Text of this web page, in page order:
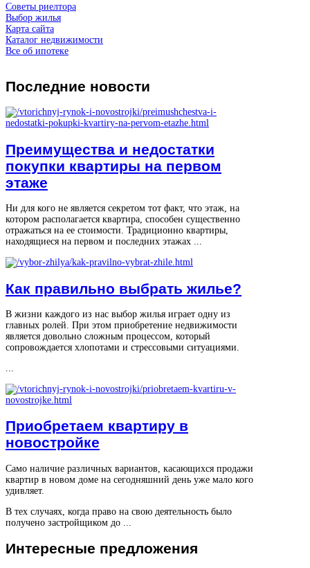
Советы риелтора
Выбор жилья
Карта сайта
Каталог недвижимости
Все об ипотеке
Последние новости
Преимущества и недостатки
покупки квартиры на первом
этаже
Ни для кого не является секретом тот факт, что этаж, на
котором располагается квартира, способен существенно
отражаться на ее стоимости. Традиционно квартиры,
находящиеся на первом и последних этажах ...
Как правильно выбрать жилье?
В жизни каждого из нас выбор жилья играет одну из
главных ролей. При этом приобретение недвижимости
является довольно сложным процессом, который
сопровождается хлопотами и стрессовыми ситуациями.
...
Приобретаем квартиру в
новостройке
Само наличие различных вариантов, касающихся продажи
квартир в новом доме на сегодняшний день уже мало кого
удивляет.
В тех случаях, когда право на свою деятельность было
получено застройщиком до ...
Интересные предложения